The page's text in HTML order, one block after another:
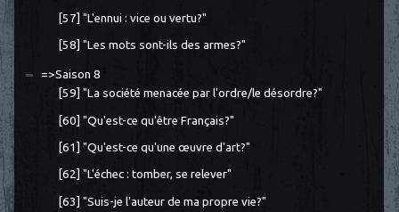
[57] "L'ennui : vice ou vertu?"
[58] "Les mots sont-ils des armes?"
=>Saison 8
[59] "La société menacée par l'ordre/le désordre?"
[60] "Qu'est-ce qu'être Français?"
[61] "Qu'est-ce qu'une œuvre d'art?"
[62] "L'échec : tomber, se relever"
[63] "Suis-je l'auteur de ma propre vie?"